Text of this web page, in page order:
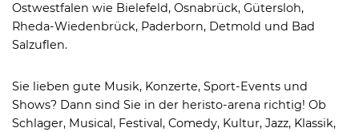
Ostwestfalen wie Bielefeld, Osnabrück, Gütersloh,
Rheda-Wiedenbrück, Paderborn, Detmold und Bad
Salzuflen.
Sie lieben gute Musik, Konzerte, Sport-Events und
Shows? Dann sind Sie in der heristo-arena richtig! Ob
Schlager, Musical, Festival, Comedy, Kultur, Jazz, Klassik,